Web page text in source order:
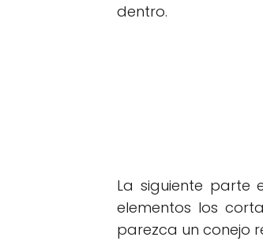
dentro.
La siguiente parte
elementos los
parezca un conejo